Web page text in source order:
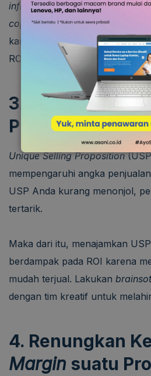
influencer marketing,email
copywritingyang tepat
kampanye yang Anda jalankan,
ROI yang Anda hasilkan.
3. Renungkan
Produk dan
Unique Selling Proposition
mempengaruhi angka
USP Anda kurang menonjol,
tertarik.
Maka dari itu, menajamkan
berdampak pada ROI karena
mudah terjual. Lakukan
dengan tim kreatif untuk
4. Renungkan
Margin suatu